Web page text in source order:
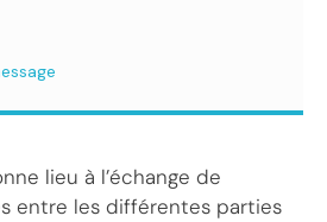
lieu à l’échange de
entre les différentes parties